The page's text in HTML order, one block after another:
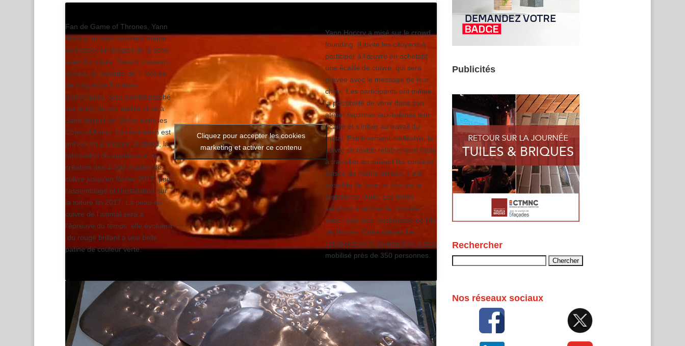
Fan de Game of Thrones, Yann
Hoccry, artisan couvreur breton,
va recréer un dragon de la série
avec du cuivre. Pesant plusieurs
tonnes, le monstre de 7 mètres
de long et de 5 mètres
d’envergure, sera bientôt perché
sur le toit de son atelier situé à
Saint-Michel-en-Grève dans les
Côtes-d’Armor. La réalisation est
prévue en 2 phases. D’abord, la
fabrication du squelette et la
création des 4 300 écailles de
cuivre jusqu’en février 2017, puis
l’assemblage et l’installation sur
la toiture fin 2017. La peau en
cuivre de l’animal sera à
l’épreuve du temps, elle évoluera
du rouge brillant à une belle
patine de couleur verte.
Yann Hoccry a misé sur le crowd
founding. Il invite les citoyens à
participer à l’œuvre en achetant
une écaille de cuivre, qui sera
gravée avec le message de leur
choix. Les participants ont même
la possibilité de venir dans son
atelier façonner eux-mêmes leur
écaille et s’initier au travail du
métal. Extrêmement malléable, le
cuivre se révèle relativement facile
à travailler en suivant les conseils
avisés du maître artisan. Il est
possible de faire un don via la
plateforme Ulule. Les fonds
serviront à animer le monstre
avec l’aide des machinistes de l’île
de Nantes. Cette démarche
collaborative et participative a déjà
mobilisé près de 350 personnes.
Cliquez pour accepter les cookies
marketing et activer ce contenu
Publicités
Rechercher
Nos réseaux sociaux